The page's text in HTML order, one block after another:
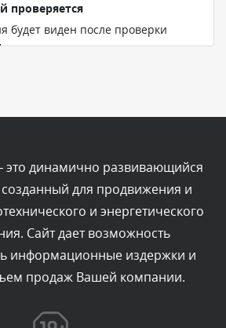
проверяется
будет виден после проверки
проверяется
будет виден после проверки
Сегодня, в 00:04
проверяется
будет виден после проверки
это динамично развивающийся
созданный для продвижения и
и энергетического
Сайт дает возможность
информационные издержки и
продаж Вашей компании.